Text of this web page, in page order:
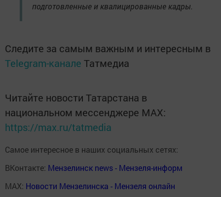
подготовленные и квалицированные кадры.
Следите за самым важным и интересным в
Telegram-канале Татмедиа
Читайте новости Татарстана в
национальном мессенджере MАХ:
https://max.ru/tatmedia
Самое интересное в наших социальных сетях:
ВКонтакте: Мензелинск news - Мензеля-информ
MAX: Новости Мензелинска - Мензеля онлайн